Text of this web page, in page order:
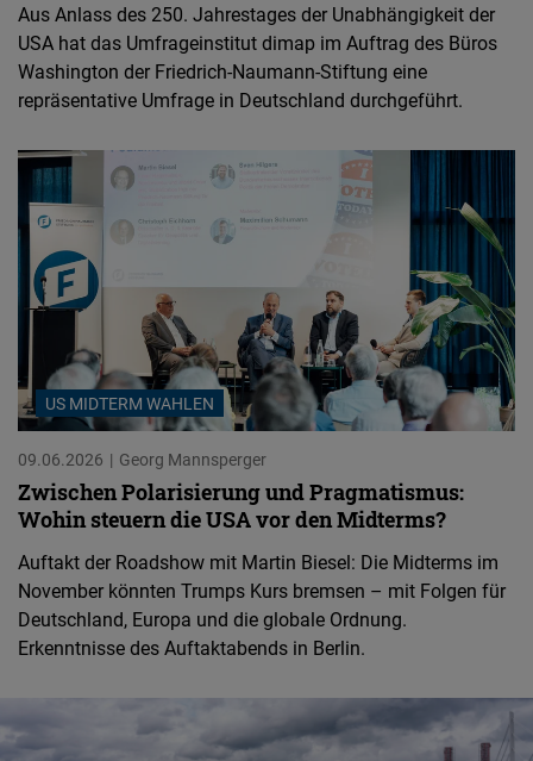
Aus Anlass des 250. Jahrestages der Unabhängigkeit der
USA hat das Umfrageinstitut dimap im Auftrag des Büros
Washington der Friedrich-Naumann-Stiftung eine
repräsentative Umfrage in Deutschland durchgeführt.
US MIDTERM WAHLEN
09.06.2026 Georg Mannsperger
Zwischen Polarisierung und Pragmatismus:
Wohin steuern die USA vor den Midterms?
Auftakt der Roadshow mit Martin Biesel: Die Midterms im
November könnten Trumps Kurs bremsen – mit Folgen für
Deutschland, Europa und die globale Ordnung.
Erkenntnisse des Auftaktabends in Berlin.